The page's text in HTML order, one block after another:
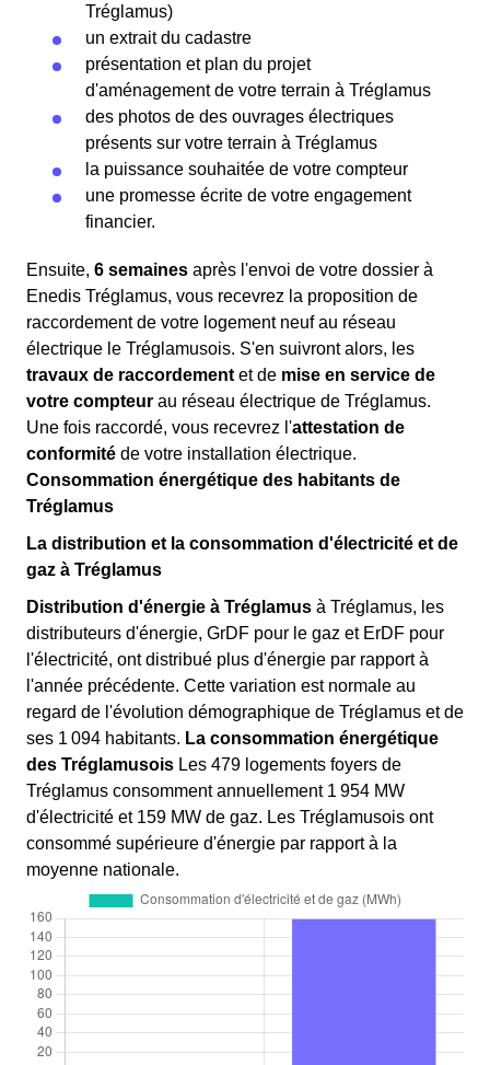
Tréglamus)
un extrait du cadastre
présentation et plan du projet
d'aménagement de votre terrain à Tréglamus
des photos de des ouvrages électriques
présents sur votre terrain à Tréglamus
la puissance souhaitée de votre compteur
une promesse écrite de votre engagement
financier.
Ensuite, 6 semaines après l'envoi de votre dossier à
Enedis Tréglamus, vous recevrez la proposition de
raccordement de votre logement neuf au réseau
électrique le Tréglamusois. S'en suivront alors, les
travaux de raccordement et de mise en service de
votre compteur au réseau électrique de Tréglamus.
Une fois raccordé, vous recevrez l'attestation de
conformité de votre installation électrique.
Consommation énergétique des habitants de
Tréglamus
La distribution et la consommation d'électricité et de
gaz à Tréglamus
Distribution d'énergie à Tréglamus à Tréglamus, les
distributeurs d'énergie, GrDF pour le gaz et ErDF pour
l'électricité, ont distribué plus d'énergie par rapport à
l'année précédente. Cette variation est normale au
regard de l'évolution démographique de Tréglamus et de
ses 1 094 habitants. La consommation énergétique
des Tréglamusois Les 479 logements foyers de
Tréglamus consomment annuellement 1 954 MW
d'électricité et 159 MW de gaz. Les Tréglamusois ont
consommé supérieure d'énergie par rapport à la
moyenne nationale.